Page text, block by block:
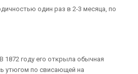
один раз в 2-3 месяца, по
году его открыла обычная
утюгом по свисающей на